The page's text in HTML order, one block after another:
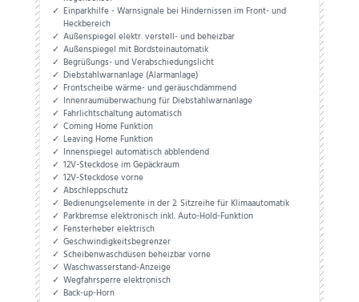
Einparkhilfe - Warnsignale bei Hindernissen im Front- und
Heckbereich
Außenspiegel elektr. verstell- und beheizbar
Außenspiegel mit Bordsteinautomatik
Begrüßungs- und Verabschiedungslicht
Diebstahlwarnanlage (Alarmanlage)
Frontscheibe wärme- und geräuschdämmend
Innenraumüberwachung für Diebstahlwarnanlage
Fahrlichtschaltung automatisch
Coming Home Funktion
Leaving Home Funktion
Innenspiegel automatisch abblendend
12V-Steckdose im Gepäckraum
12V-Steckdose vorne
Abschleppschutz
Bedienungselemente in der 2. Sitzreihe für Klimaautomatik
Parkbremse elektronisch inkl. Auto-Hold-Funktion
Fensterheber elektrisch
Geschwindigkeitsbegrenzer
Scheibenwaschdüsen beheizbar vorne
Waschwasserstand-Anzeige
Wegfahrsperre elektronisch
Back-up-Horn